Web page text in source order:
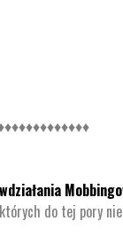
do tej pory